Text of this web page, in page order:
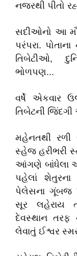
નજરથી પીતો
સદીઓનો આ
પરંપરા.
તિબેટીઓ,
ભોળપણ...
વર્ષે એકવાર
તિબેટની જિંદગી
મહેનતથી રળી
સ્હેજ હરીભરી
આંગણે બાંધેલા
પહેલાં
પેલેસના ગૂંબજ
સૂર લહેરાય
દેવસ્થાન તરફ
લેવાતું ઈશ્વર